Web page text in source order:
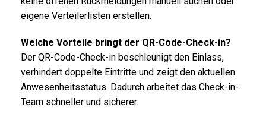
eigene Verteilerlisten erstellen.
Welche Vorteile bringt der QR-Code-Check-in?
Der QR-Code-Check-in beschleunigt den Einlass,
verhindert doppelte Eintritte und zeigt den aktuellen
Anwesenheitsstatus. Dadurch arbeitet das Check-in-
Team schneller und sicherer.